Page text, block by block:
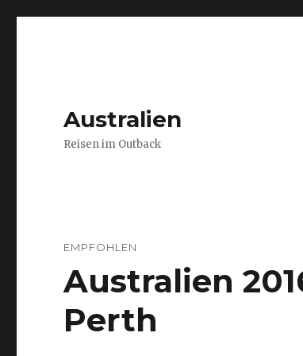
Australien
Reisen im Outback
EMPFOHLEN
Australien
Perth